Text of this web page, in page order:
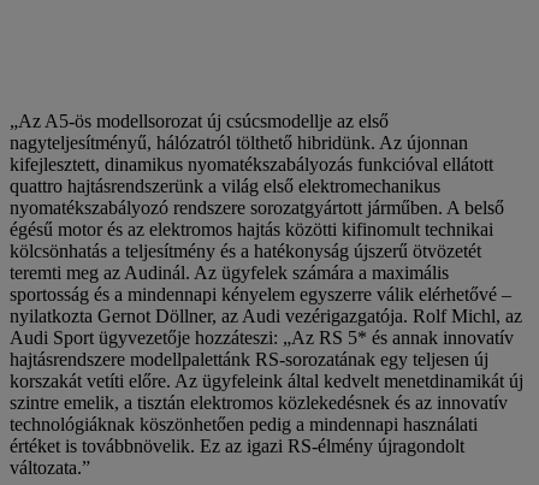
„Az A5-ös modellsorozat új csúcsmodellje az első
nagyteljesítményű, hálózatról tölthető hibridünk. Az újonnan
kifejlesztett, dinamikus nyomatékszabályozás funkcióval ellátott
quattro hajtásrendszerünk a világ első elektromechanikus
nyomatékszabályozó rendszere sorozatgyártott járműben. A belső
égésű motor és az elektromos hajtás közötti kifinomult technikai
kölcsönhatás a teljesítmény és a hatékonyság újszerű ötvözetét
teremti meg az Audinál. Az ügyfelek számára a maximális
sportosság és a mindennapi kényelem egyszerre válik elérhetővé –
nyilatkozta Gernot Döllner, az Audi vezérigazgatója. Rolf Michl, az
Audi Sport ügyvezetője hozzáteszi: „Az RS 5* és annak innovatív
hajtásrendszere modellpalettánk RS-sorozatának egy teljesen új
korszakát vetíti előre. Az ügyfeleink által kedvelt menetdinamikát új
szintre emelik, a tisztán elektromos közlekedésnek és az innovatív
technológiáknak köszönhetően pedig a mindennapi használati
értéket is továbbnövelik. Ez az igazi RS-élmény újragondolt
változata.”